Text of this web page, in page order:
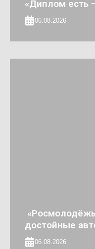
«Диплом есть
06.08.2026
достойные
06.08.2026